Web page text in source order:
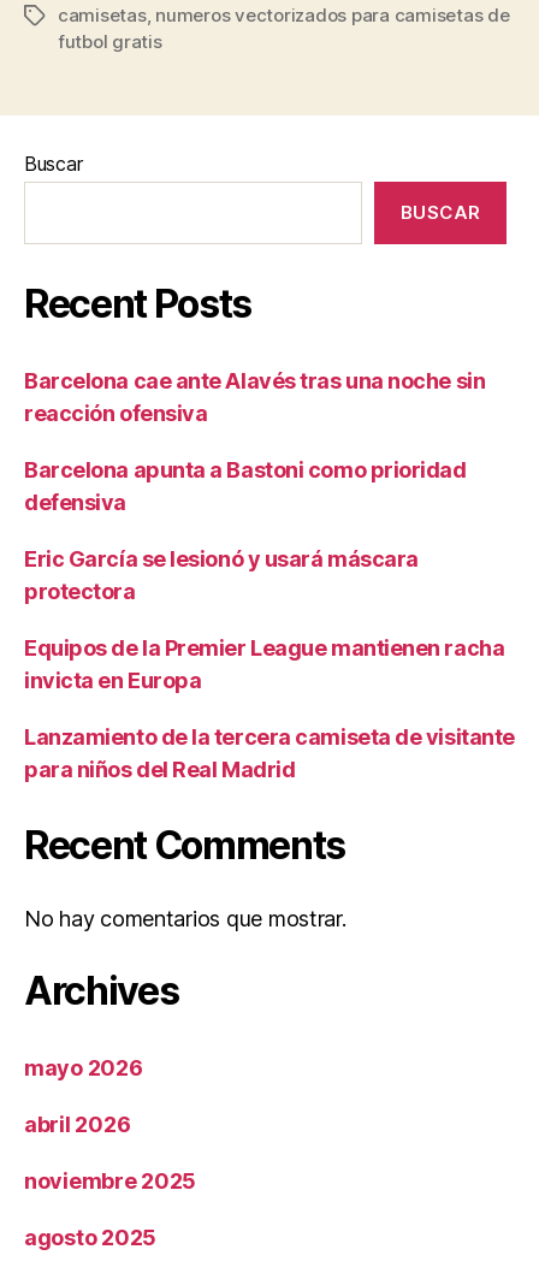
Etiquetas
camisetas, numeros vectorizados para camisetas de
futbol gratis
Buscar
BUSCAR
Recent Posts
Barcelona cae ante Alavés tras una noche sin
reacción ofensiva
Barcelona apunta a Bastoni como prioridad
defensiva
Eric García se lesionó y usará máscara
protectora
Equipos de la Premier League mantienen racha
invicta en Europa
Lanzamiento de la tercera camiseta de visitante
para niños del Real Madrid
Recent Comments
No hay comentarios que mostrar.
Archives
mayo 2026
abril 2026
noviembre 2025
agosto 2025